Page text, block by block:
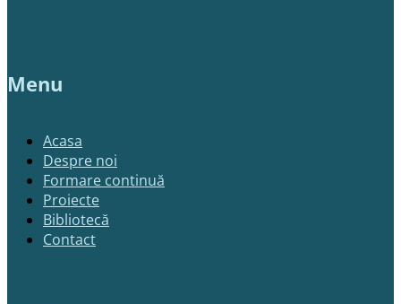
Menu
Acasa
Despre noi
Formare continuă
Proiecte
Bibliotecă
Contact